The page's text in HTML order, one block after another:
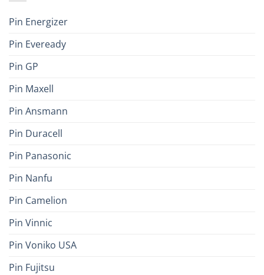
Pin Energizer
Pin Eveready
Pin GP
Pin Maxell
Pin Ansmann
Pin Duracell
Pin Panasonic
Pin Nanfu
Pin Camelion
Pin Vinnic
Pin Voniko USA
Pin Fujitsu